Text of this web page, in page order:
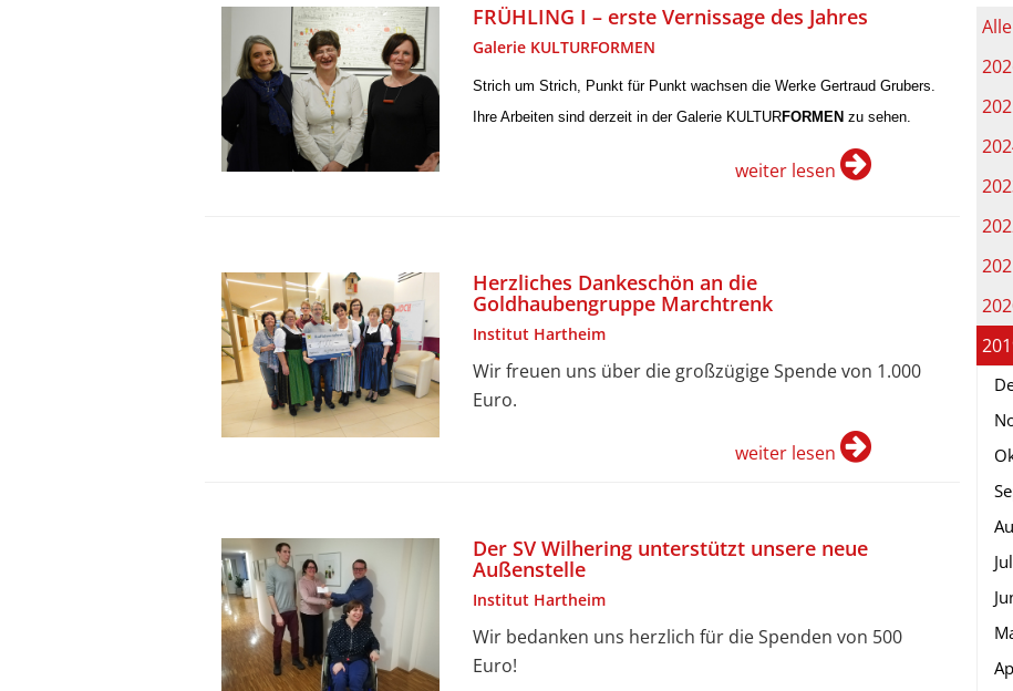
Alle
FRÜHLING I – erste Vernissage des Jahres
Galerie KULTURFORMEN
Strich um Strich, Punkt für Punkt wachsen die Werke Gertraud Grubers.
Ihre Arbeiten sind derzeit in der Galerie KULTURFORMEN zu sehen.
weiter lesen
Herzliches Dankeschön an die
Goldhaubengruppe Marchtrenk
Institut Hartheim
Wir freuen uns über die großzügige Spende von 1.000
Euro.
weiter lesen
Der SV Wilhering unterstützt unsere neue
Außenstelle
Institut Hartheim
Wir bedanken uns herzlich für die Spenden von 500
Euro!